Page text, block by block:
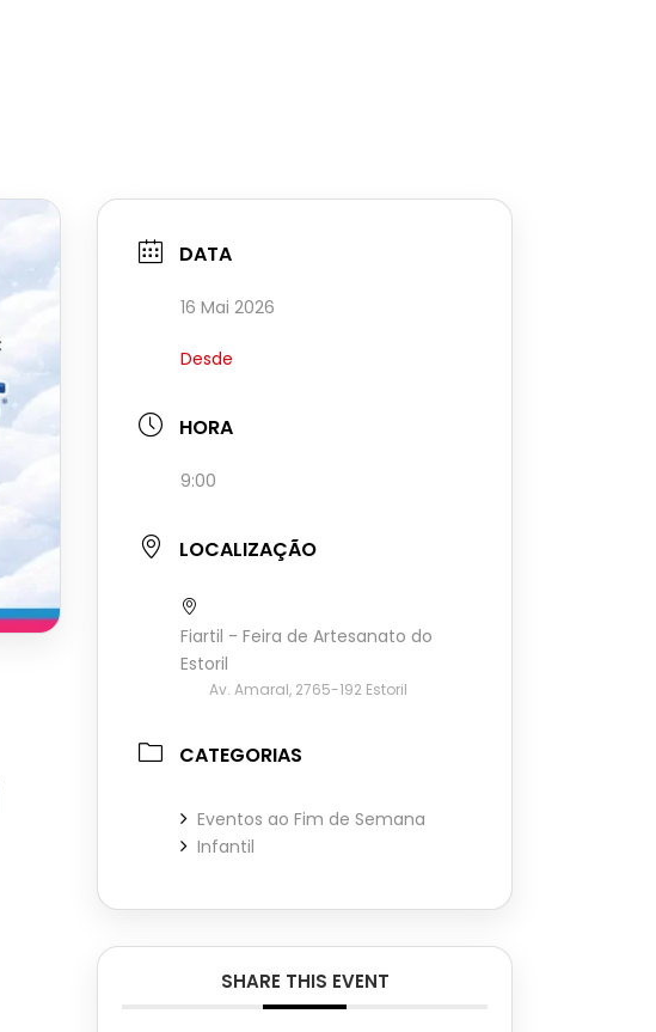
DATA
16 Mai 2026
Desde
HORA
9:00
LOCALIZAÇÃO
Fiartil - Feira de Artesanato do
Estoril
Av. Amaral, 2765-192 Estoril
CATEGORIAS
Eventos ao Fim de Semana
Infantil
SHARE THIS EVENT